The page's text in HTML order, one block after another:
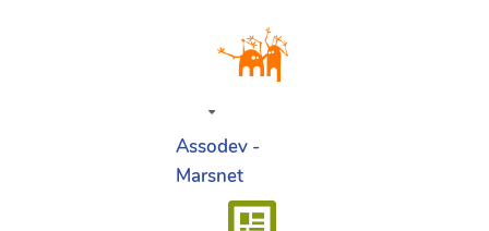
Assodev -
Marsnet